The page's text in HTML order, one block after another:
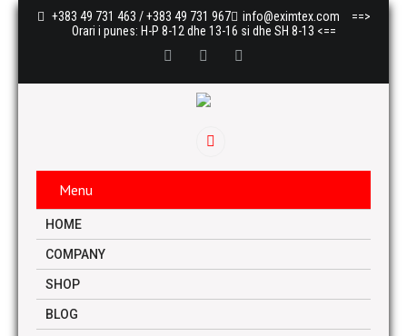
+383 49 731 463 / +383 49 731 967 info@eximtex.com
==>
Orari i punes: H-P 8-12 dhe 13-16 si dhe SH 8-13 <==
Menu
HOME
COMPANY
SHOP
BLOG